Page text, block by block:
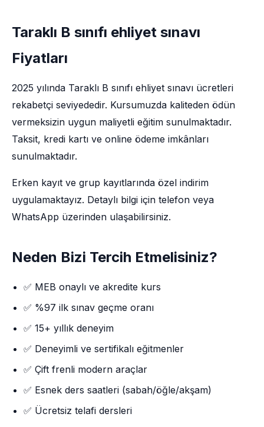
Taraklı B sınıfı ehliyet sınavı
Fiyatları
2025 yılında Taraklı B sınıfı ehliyet sınavı ücretleri
rekabetçi seviyededir. Kursumuzda kaliteden ödün
vermeksizin uygun maliyetli eğitim sunulmaktadır.
Taksit, kredi kartı ve online ödeme imkânları
sunulmaktadır.
Erken kayıt ve grup kayıtlarında özel indirim
uygulamaktayız. Detaylı bilgi için telefon veya
WhatsApp üzerinden ulaşabilirsiniz.
Neden Bizi Tercih Etmelisiniz?
✅ MEB onaylı ve akredite kurs
✅ %97 ilk sınav geçme oranı
✅ 15+ yıllık deneyim
✅ Deneyimli ve sertifikalı eğitmenler
✅ Çift frenli modern araçlar
✅ Esnek ders saatleri (sabah/öğle/akşam)
✅ Ücretsiz telafi dersleri